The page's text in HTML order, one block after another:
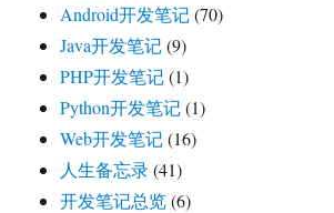
Android开发笔记(70)
Java开发笔记(9)
PHP开发笔记(1)
Python开发笔记(1)
Web开发笔记(16)
人生备忘录(41)
开发笔记总览(6)